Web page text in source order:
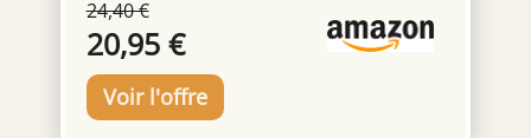
24,40 €
20,95 €